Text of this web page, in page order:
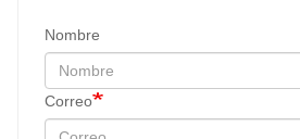
Nombre
Correo